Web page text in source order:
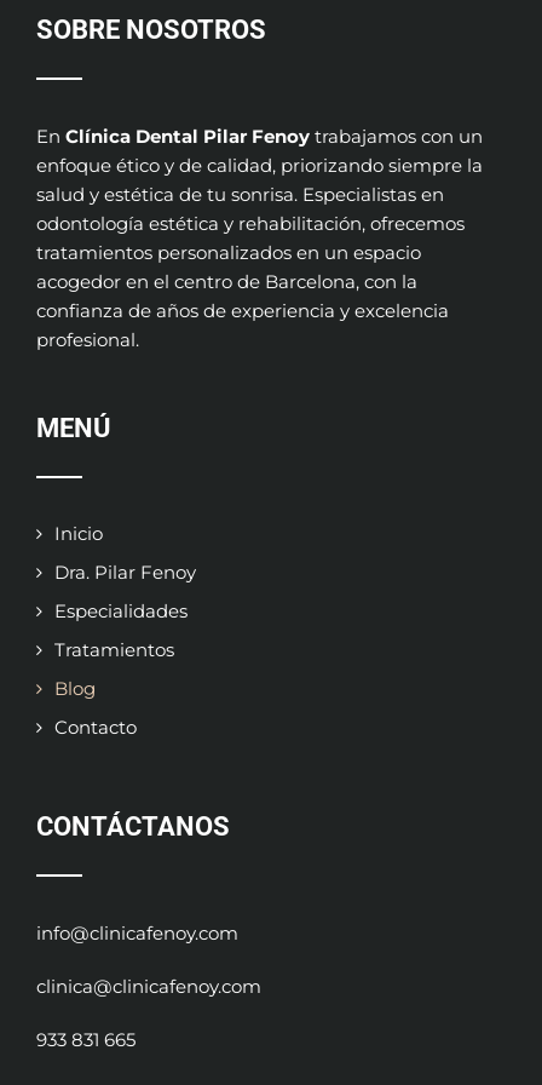
SOBRE NOSOTROS
En Clínica Dental Pilar Fenoy trabajamos con un
enfoque ético y de calidad, priorizando siempre la
salud y estética de tu sonrisa. Especialistas en
odontología estética y rehabilitación, ofrecemos
tratamientos personalizados en un espacio
acogedor en el centro de Barcelona, con la
confianza de años de experiencia y excelencia
profesional.
MENÚ
Inicio
Dra. Pilar Fenoy
Especialidades
Tratamientos
Blog
Contacto
CONTÁCTANOS
info@clinicafenoy.com
clinica@clinicafenoy.com
933 831 665